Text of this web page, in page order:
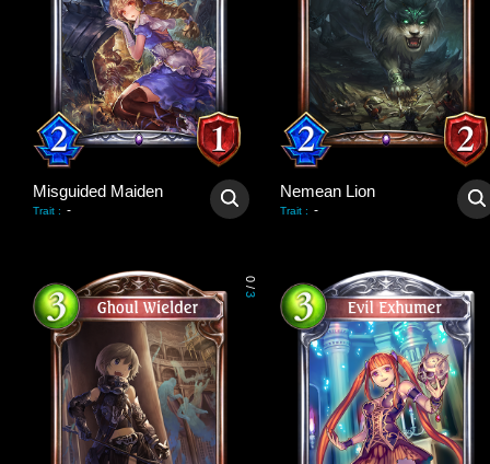
Misguided Maiden
Trait : -
Nemean Lion
Trait : -
0
/
3